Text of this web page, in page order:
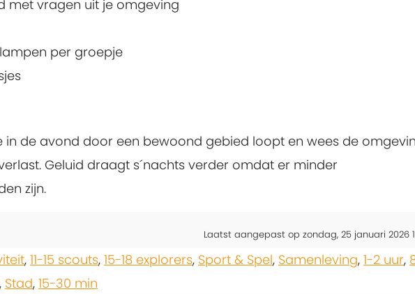
met vragen uit je omgeving
per groepje
in de avond door een bewoond gebied loopt en wees de
Geluid draagt s´nachts verder omdat er minder
zijn.
Laatst aangepast op zondag, 25 januari 2026
, 11-15 scouts, 15-18 explorers, Sport & Spel, Samenleving, 1-2 uur,
, Stad, 15-30 min